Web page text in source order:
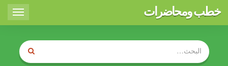
Toggle
خطب ومحاضرات